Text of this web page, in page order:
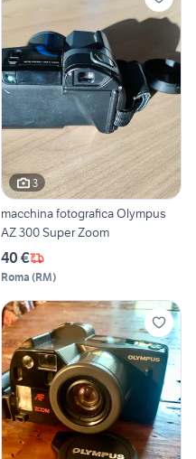
3
macchina fotografica Olympus
AZ 300 Super Zoom
40 €
Roma (RM)